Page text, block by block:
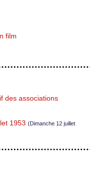
film
des associations
1953 (Dimanche 12 juillet